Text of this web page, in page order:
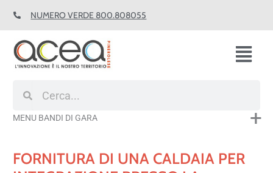
NUMERO VERDE 800.808055
MENU BANDI DI GARA
FORNITURA DI UNA CALDAIA PER